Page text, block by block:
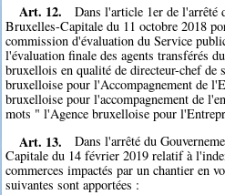
Art. 12.
Dans l'article 1er de l'arrêté
Bruxelles-Capitale du 11 octobre 2018
commission d'évaluation du Service
l'évaluation finale des agents transférés
bruxellois en qualité de directeur-chef de
bruxelloise pour l'Accompagnement de
bruxelloise pour l'accompagnement de
mots " l'Agence bruxelloise pour
Art. 13.
Dans l'arrêté du
Capitale du 14 février 2019 relatif à
commerces impactés par un chantier en
suivantes sont apportées :